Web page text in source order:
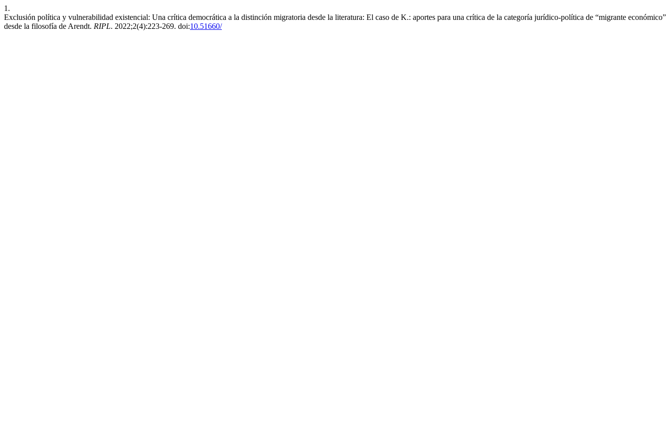
1.
Exclusión política y vulnerabilidad existencial: Una crítica democrática a la distinción migratoria desde la literatura: El caso de K.: aportes para una crítica de la categoría jurídico-política de “migrante económico”
desde la filosofía de Arendt. RIPL. 2022;2(4):223-269. doi:10.51660/